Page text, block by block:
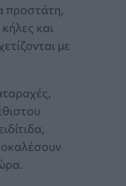
προστάτη,
και
με